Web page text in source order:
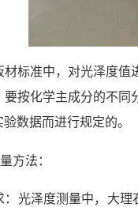
标准中，对光泽度
按化学主成分的不
数据而进行规定的。
方法：
光泽度测量中，大